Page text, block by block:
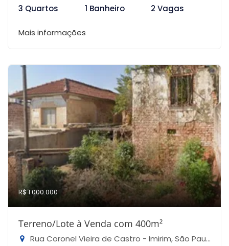
3 Quartos
1 Banheiro 2 Vagas
Mais informações
R$ 1.000.000
Terreno/Lote à Venda com 400m²
Rua Coronel Vieira de Castro - Imirim, São Paulo-SP